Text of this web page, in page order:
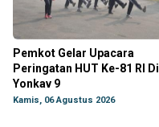
Pemkot Gelar Upacara
Peringatan HUT Ke-81 RI Di
Yonkav 9
Kamis, 06 Agustus 2026